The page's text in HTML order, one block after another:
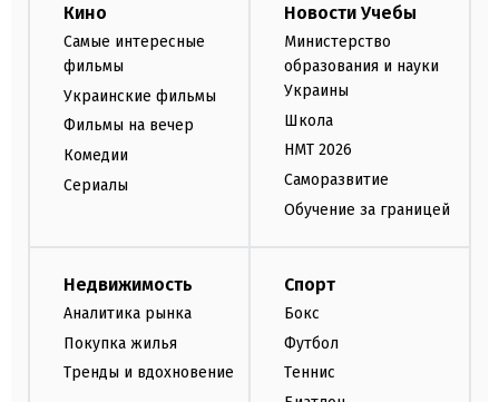
Кино
Самые интересные
фильмы
Украинские фильмы
Фильмы на вечер
Комедии
Сериалы
Новости Учебы
Министерство
образования и науки
Украины
Школа
НМТ 2026
Саморазвитие
Обучение за границей
Недвижимость
Аналитика рынка
Покупка жилья
Тренды и вдохновение
Спорт
Бокс
Футбол
Теннис